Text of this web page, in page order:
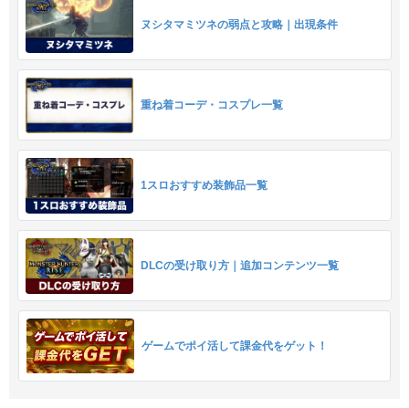
ヌシタマミツネの弱点と攻略｜出現条件
重ね着コーデ・コスプレ一覧
1スロおすすめ装飾品一覧
DLCの受け取り方｜追加コンテンツ一覧
ゲームでポイ活して課金代をゲット！